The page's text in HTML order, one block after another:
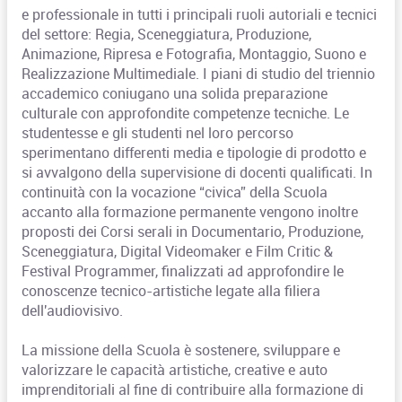
e professionale in tutti i principali ruoli autoriali e tecnici
del settore: Regia, Sceneggiatura, Produzione,
Animazione, Ripresa e Fotografia, Montaggio, Suono e
Realizzazione Multimediale. I piani di studio del triennio
accademico coniugano una solida preparazione
culturale con approfondite competenze tecniche. Le
studentesse e gli studenti nel loro percorso
sperimentano differenti media e tipologie di prodotto e
si avvalgono della supervisione di docenti qualificati. In
continuità con la vocazione “civica” della Scuola
accanto alla formazione permanente vengono inoltre
proposti dei Corsi serali in Documentario, Produzione,
Sceneggiatura, Digital Videomaker e Film Critic &
Festival Programmer, finalizzati ad approfondire le
conoscenze tecnico-artistiche legate alla filiera
dell'audiovisivo.
La missione della Scuola è sostenere, sviluppare e
valorizzare le capacità artistiche, creative e auto
imprenditoriali al fine di contribuire alla formazione di